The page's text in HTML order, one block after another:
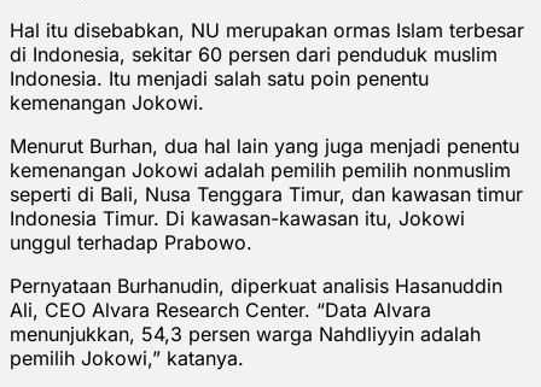
Hal itu disebabkan, NU merupakan ormas Islam terbesar
di Indonesia, sekitar 60 persen dari penduduk muslim
Indonesia. Itu menjadi salah satu poin penentu
kemenangan Jokowi.
Menurut Burhan, dua hal lain yang juga menjadi penentu
kemenangan Jokowi adalah pemilih pemilih nonmuslim
seperti di Bali, Nusa Tenggara Timur, dan kawasan timur
Indonesia Timur. Di kawasan-kawasan itu, Jokowi
unggul terhadap Prabowo.
Pernyataan Burhanudin, diperkuat analisis Hasanuddin
Ali, CEO Alvara Research Center. “Data Alvara
menunjukkan, 54,3 persen warga Nahdliyyin adalah
pemilih Jokowi,” katanya.